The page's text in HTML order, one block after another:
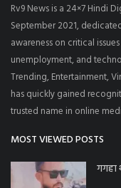
Rv9 News is a 24×7 Hindi
September 2021,
awareness on critical
unemployment, and
Trending, Entertainment,
has quickly gained
trusted name in online
MOST VIEWED POSTS
गगहा